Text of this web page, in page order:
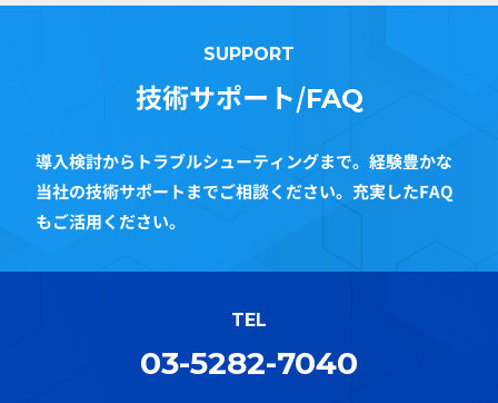
SUPPORT
技術サポート/FAQ
導入検討からトラブルシューティングまで。経験豊かな
当社の技術サポートまでご相談ください。充実したFAQ
もご活用ください。
TEL
03-5282-7040